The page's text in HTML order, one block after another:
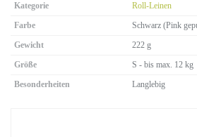
Kategorie
Roll-Leinen
Farbe
Schwarz (Pink
Gewicht
222 g
Größe
S - bis max. 12 kg
Besonderheiten
Langlebig